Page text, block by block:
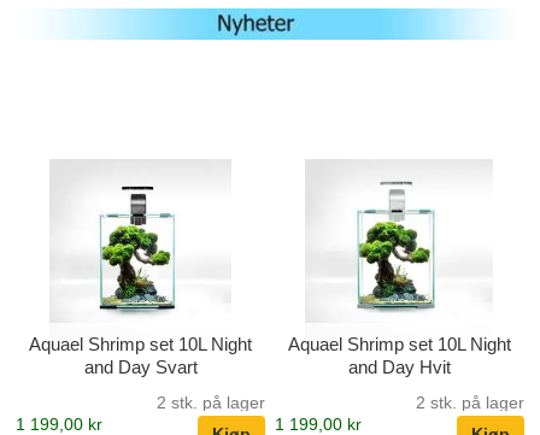
Aquael Shrimp set 10L Night
and Day Svart
2 stk. på lager
1 199,00 kr
Aquael Shrimp set 10L Night
and Day Hvit
2 stk. på lager
1 199,00 kr